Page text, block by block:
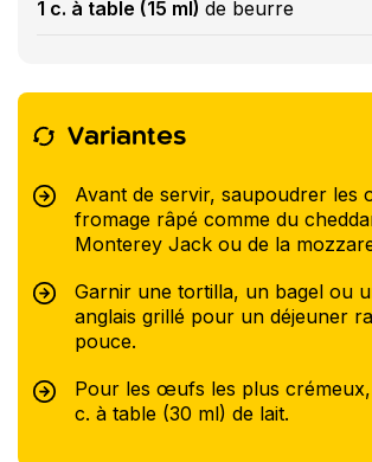
1 c. à table (15 ml) de beurre
Variantes
Avant de servir, saupoudrer les
fromage râpé comme du
Monterey Jack ou de la
Garnir une tortilla, un bagel ou
anglais grillé pour un déjeuner
pouce.
Pour les œufs les plus
c. à table (30 ml) de lait.